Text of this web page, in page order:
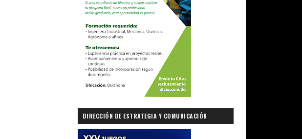
DIRECCIÓN DE ESTRATEGIA Y COMUNICACIÓN
GUBERNAMENTAL